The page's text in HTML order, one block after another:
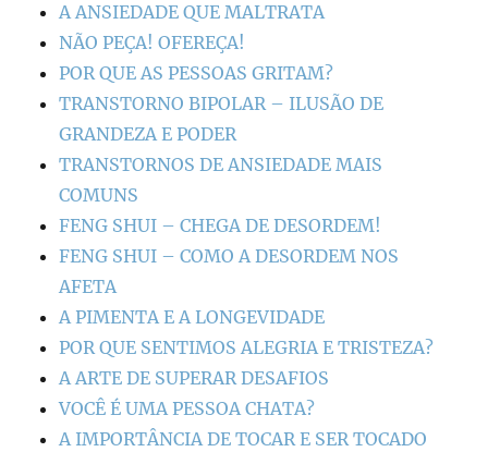
A ANSIEDADE QUE MALTRATA
NÃO PEÇA! OFEREÇA!
POR QUE AS PESSOAS GRITAM?
TRANSTORNO BIPOLAR – ILUSÃO DE
GRANDEZA E PODER
TRANSTORNOS DE ANSIEDADE MAIS
COMUNS
FENG SHUI – CHEGA DE DESORDEM!
FENG SHUI – COMO A DESORDEM NOS
AFETA
A PIMENTA E A LONGEVIDADE
POR QUE SENTIMOS ALEGRIA E TRISTEZA?
A ARTE DE SUPERAR DESAFIOS
VOCÊ É UMA PESSOA CHATA?
A IMPORTÂNCIA DE TOCAR E SER TOCADO